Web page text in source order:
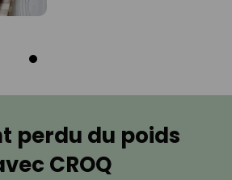
perdu du poids
CROQ